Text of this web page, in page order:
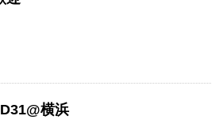
横浜